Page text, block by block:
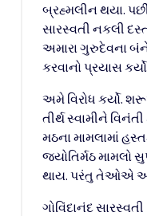
બ્રહ્મલીન થયા.
સારસ્વતી નકલી
અમારા ગુરુદેવના
કરવાનો પ્રયાસ
અમે વિરોધ કર્યો.
તીર્થ સ્વામીને
મઠના મામલામાં
જ્યોતિર્મઠ મામલો
થાય. પરંતુ તેઓએ
ગોવિંદાનંદ સારસ્વતી